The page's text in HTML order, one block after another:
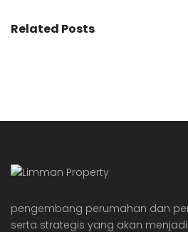
Related Posts
pengembang perumahan dan
serta strategis yang akan menjadi